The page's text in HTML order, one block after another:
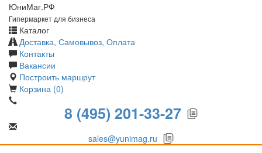
ЮниМаг.РФ
Гипермаркет для бизнеса
Каталог
Доставка, Самовывоз, Оплата
Контакты
Вакансии
Построить маршрут
Корзина (0)
8 (495) 201-33-27
sales@yunimag.ru